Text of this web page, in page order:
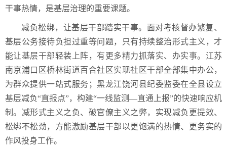
干事热情，是基层治理的重要课题。
减负松绑，让基层干部踏实干事。面对考核督办繁复、
基层公务接待负担过重等问题，只有持续整治形式主义，才
能让基层干部轻装上阵，有更多精力抓落实、办实事。江苏
南京浦口区桥林街道百合社区实现社区干部全部集中办公，
为群众提供一站式服务；黑龙江饶河县纪委监委在全县设立
基层减负“直报点”，构建“一线监测—直通上报”的快速响应机
制。减形式主义之负、破官僚主义之弊，实现减负更提效、
松绑不松劲，方能激励基层干部以更饱满的热情、更务实的
作风投身工作。